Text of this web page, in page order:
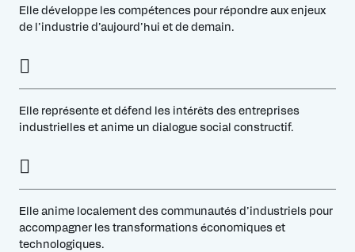
Elle développe les compétences pour répondre aux enjeux
de l’industrie d’aujourd’hui et de demain.
Elle représente et défend les intérêts des entreprises
industrielles et anime un dialogue social constructif.
Elle anime localement des communautés d’industriels pour
accompagner les transformations économiques et
technologiques.